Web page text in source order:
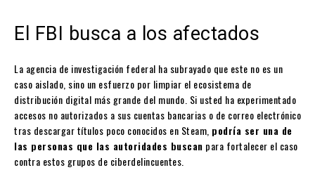
El FBI busca a los afectados
La agencia de investigación federal ha subrayado que este no es un
caso aislado, sino un esfuerzo por limpiar el ecosistema de
distribución digital más grande del mundo. Si usted ha experimentado
accesos no autorizados a sus cuentas bancarias o de correo electrónico
tras descargar títulos poco conocidos en Steam, podría ser una de
las personas que las autoridades buscan para fortalecer el caso
contra estos grupos de ciberdelincuentes.